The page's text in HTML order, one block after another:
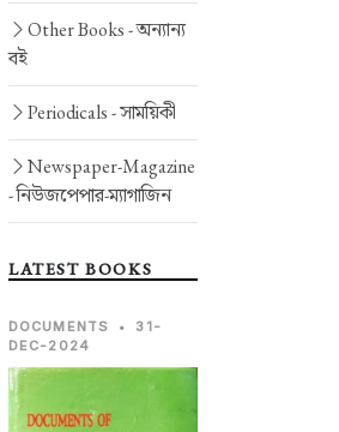
Other Books -অন্যান্য
বই
Periodicals -সাময়িকী
Newspaper-Magazine
-নিউজপেপার-ম্যাগাজিন
LATEST BOOKS
DOCUMENTS •
31-
DEC-2024